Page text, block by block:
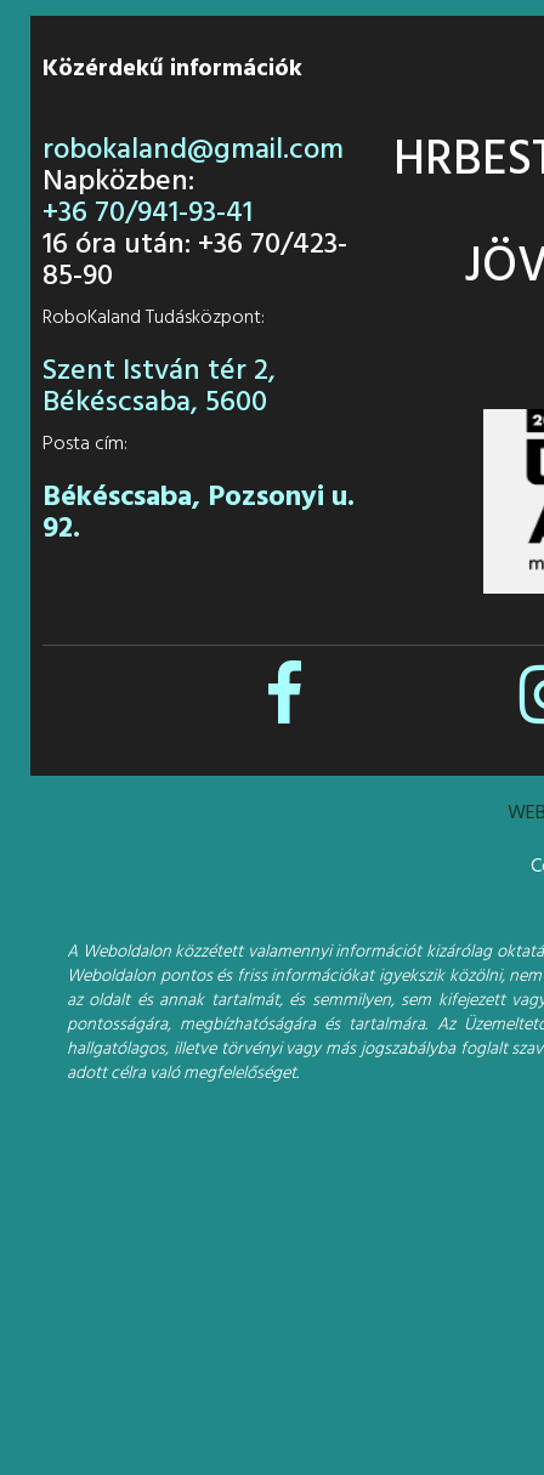
Közérdekű információk
robokaland@gmail.com
Napközben:
+36 70/941-93-41
16 óra után: +36 70/423-
85-90
RoboKaland Tudásközpont:
Szent István tér 2,
Békéscsaba, 5600
Posta cím:
Békéscsaba, Pozsonyi u.
92.
A Weboldalon közzétett valamennyi információt kizárólag
Weboldalon pontos és friss információkat igyekszik közölni,
az oldalt és annak tartalmát, és semmilyen, sem kifejezett
pontosságára, megbízhatóságára és tartalmára. Az
hallgatólagos, illetve törvényi vagy más jogszabályba foglalt
adott célra való megfelelőséget.